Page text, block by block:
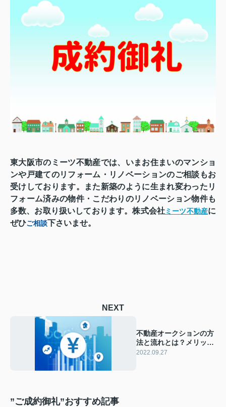
東大阪市のミーツ不動産では、いまお住まいのマンショ
ンや戸建てのリフォーム・リノベーションのご相談もお
受けしております。また新築のように生まれ変わったリ
フォーム済みの物件・こだわりのリノベーション物件も
多数、お取り扱いしております。株式会社ミーツ不動産に
ぜひご相談下さいませ。
NEXT
不動産オークションの方
法と流れとは？メリット
もあわせて解説
2022.09.27
”ご成約御礼”おすすめ記事